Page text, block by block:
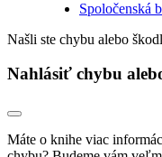
Spoločenská
Našli ste chybu alebo
Nahlásiť chybu
Máte o knihe viac